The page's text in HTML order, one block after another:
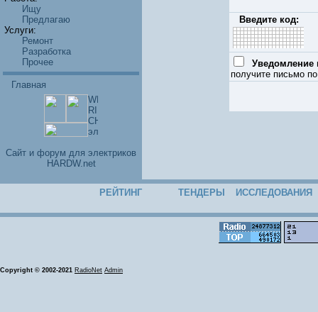
Ищу
Предлагаю
Услуги:
Ремонт
Разработка
Прочее
Главная
Cайт и форум для электриков
HARDW.net
Введите код:
Уведомление
получите письмо
РЕЙТИНГ ТЕНДЕРЫ ИССЛЕДОВАНИЯ
Copyright © 2002-2021 RadioNet Admin